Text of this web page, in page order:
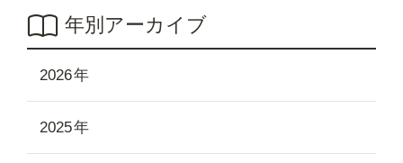
年別アーカイブ
2026
2025